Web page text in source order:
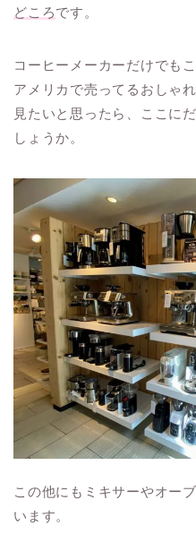
どころです。
コーヒーメーカーだけでも
アメリカで売ってるおしゃ
見たいと思ったら、ここに
しょうか。
この他にもミキサーやオー
います。